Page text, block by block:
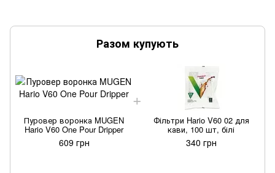
Разом купують
Пуровер воронка MUGEN
Hario V60 One Pour Dripper
609 грн
Фільтри Hario V60 02 для
кави, 100 шт, білі
340 грн